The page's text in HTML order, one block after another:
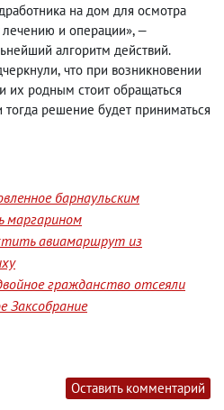
на дом для осмотра
и операции», —
алгоритм действий.
, что при возникновении
их родным стоит обращаться
тогда решение будет приниматься
барнаульским
маргарином
авиамаршрут из
гражданство отсеяли
Заксобрание
Оставить комментарий